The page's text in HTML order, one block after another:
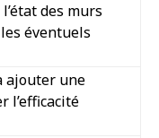
des murs
éventuels
ajouter une
l’efficacité